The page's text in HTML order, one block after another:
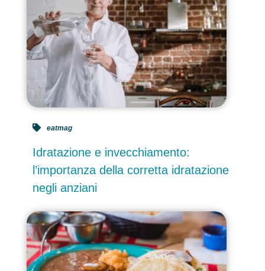
Idratazione e invecchiamento:
l’importanza della corretta idratazione
negli anziani
eatmag